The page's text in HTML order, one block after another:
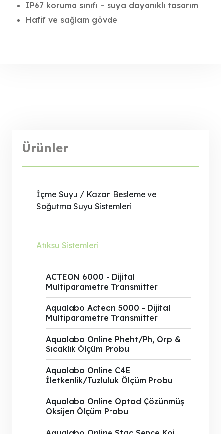
Ürünler
İçme Suyu / Kazan Besleme ve
Soğutma Suyu Sistemleri
Atıksu Sistemleri
ACTEON 6000 - Dijital
Multiparametre Transmitter
Aqualabo Acteon 5000 - Dijital
Multiparametre Transmitter
Aqualabo Online Pheht/Ph, Orp &
Sıcaklık Ölçüm Probu
Aqualabo Online C4E
İletkenlik/Tuzluluk Ölçüm Probu
Aqualabo Online Optod Çözünmüş
Oksijen Ölçüm Probu
IP67 koruma sınıfı – suya dayanıklı tasarım
Hafif ve sağlam gövde